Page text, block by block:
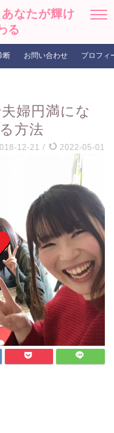
なたが輝け
る
断 お問い合わせ プロフィ
婦円満にな
方法
12-21 / 2022-05-01